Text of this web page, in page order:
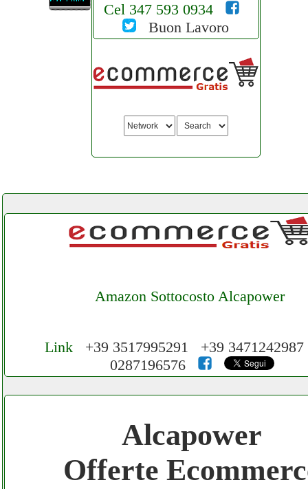
Cel 347 593 0934
Buon Lavoro
Amazon Sottocosto Alcapower
Cerchiamo Collaboratori per Lavoro nel
3.000 € Mese
Gratis registra il tuo Ecommerce nel
Link+39 3517995291 +39
0287196576
Alcapower
Offerte